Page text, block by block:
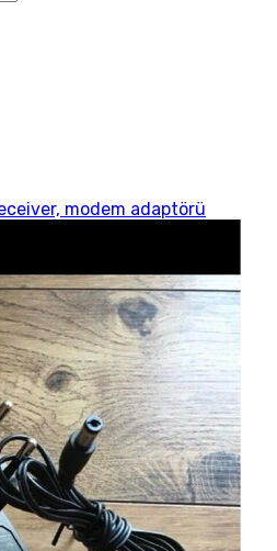
modem adaptörü